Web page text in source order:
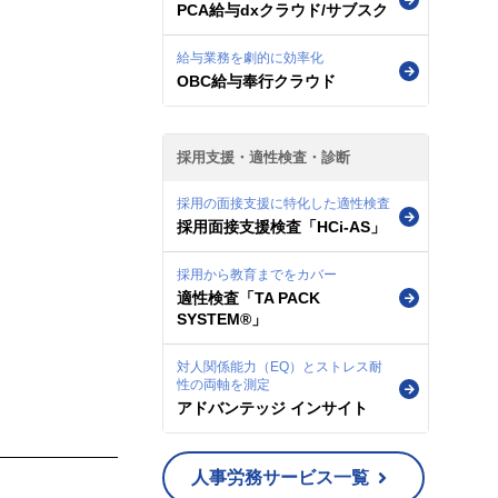
PCA給与dxクラウド/サブスク
給与業務を劇的に効率化
OBC給与奉行クラウド
採用支援・適性検査・診断
採用の面接支援に特化した適性検査
採用面接支援検査「HCi-AS」
採用から教育までをカバー
適性検査「TA PACK
SYSTEM®」
対人関係能力（EQ）とストレス耐
性の両軸を測定
アドバンテッジ インサイト
人事労務サービス一覧